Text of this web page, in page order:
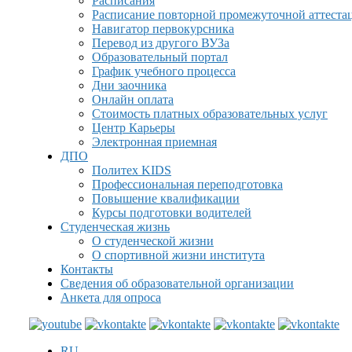
Расписание повторной промежуточной
Навигатор первокурсника
Перевод из другого ВУЗа
Образовательный портал
График учебного процесса
Дни заочника
Онлайн оплата
Стоимость платных образовательных услуг
Центр Карьеры
Электронная приемная
ДПО
Политех KIDS
Профессиональная переподготовка
Повышение квалификации
Курсы подготовки водителей
Студенческая жизнь
О студенческой жизни
О спортивной жизни института
Контакты
Сведения об образовательной организации
Анкета для опроса